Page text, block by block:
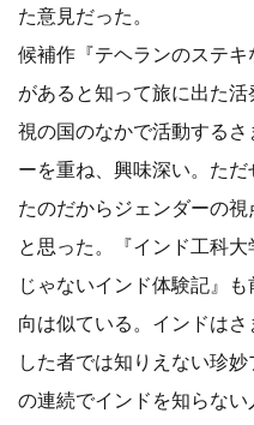
た意見だった。
候補作『テヘランのステ
があると知って旅に出た
視の国のなかで活動する
ーを重ね、興味深い。た
たのだからジェンダーの
と思った。『インド工科
じゃないインド体験記』
向は似ている。インドは
した者では知りえない珍
の連続でインドを知らな